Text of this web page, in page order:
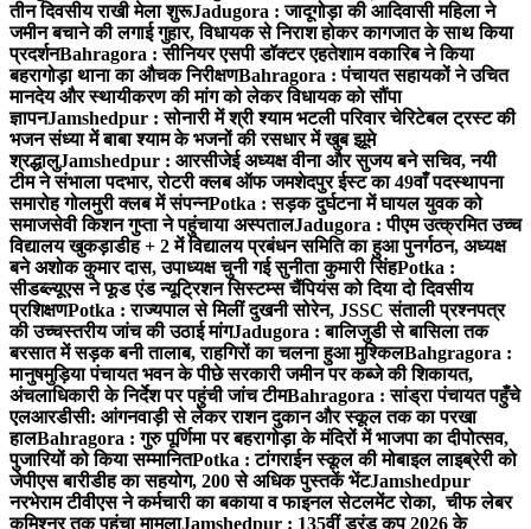
तीन दिवसीय राखी मेला शुरूJadugora : जादूगोड़ा की आदिवासी महिला ने
जमीन बचाने की लगाई गुहार, विधायक से निराश होकर कागजात के साथ किया
प्रदर्शनBahragora : सीनियर एसपी डॉक्टर एहतेशाम वकारिब ने किया
बहरागोड़ा थाना का औचक निरीक्षणBahragora : पंचायत सहायकों ने उचित
मानदेय और स्थायीकरण की मांग को लेकर विधायक को सौंपा
ज्ञापनJamshedpur : सोनारी में श्री श्याम भटली परिवार चेरिटेबल ट्रस्ट की
भजन संध्या में बाबा श्याम के भजनों की रसधार में खुब झूमे
श्रद्धालुJamshedpur : आरसीजेई अध्यक्ष वीना और सुजय बने सचिव, नयी
टीम ने संभाला पदभार, रोटरी क्लब ऑफ जमशेदपुर ईस्ट का 49वाँ पदस्थापना
समारोह गोलमुरी क्लब में संपन्नPotka : सड़क दुर्घटना में घायल युवक को
समाजसेवी किशन गुप्ता ने पहुंचाया अस्पतालJadugora : पीएम उत्क्रमित उच्च
विद्यालय खुकड़ाडीह + 2 में विद्यालय प्रबंधन समिति का हुआ पुनर्गठन, अध्यक्ष
बने अशोक कुमार दास, उपाध्यक्ष चुनी गई सुनीता कुमारी सिंहPotka :
सीडब्ल्यूएस ने फूड एंड न्यूट्रिशन सिस्टम्स चैंपियंस को दिया दो दिवसीय
प्रशिक्षणPotka : राज्यपाल से मिलीं दुखनी सोरेन, JSSC संताली प्रश्नपत्र
की उच्चस्तरीय जांच की उठाई मांगJadugora : बालिजुडी से बासिला तक
बरसात में सड़क बनी तालाब, राहगिरों का चलना हुआ मुश्किलBahgragora :
मानुषमुड़िया पंचायत भवन के पीछे सरकारी जमीन पर कब्जे की शिकायत,
अंचलाधिकारी के निर्देश पर पहुंची जांच टीमBahragora : सांड्रा पंचायत पहुँचे
एलआरडीसी: आंगनवाड़ी से लेकर राशन दुकान और स्कूल तक का परखा
हालBahragora : गुरु पूर्णिमा पर बहरागोड़ा के मंदिरों में भाजपा का दीपोत्सव,
पुजारियों को किया सम्मानितPotka : टांगराईन स्कूल की मोबाइल लाइब्रेरी को
जेपीएस बारीडीह का सहयोग, 200 से अधिक पुस्तकें भेंटJamshedpur
नरभेराम टीवीएस ने कर्मचारी का बकाया व फाइनल सेटलमेंट रोका, चीफ लेबर
कमिश्नर तक पहुंचा मामलाJamshedpur : 135वीं डूरंड कप 2026 के